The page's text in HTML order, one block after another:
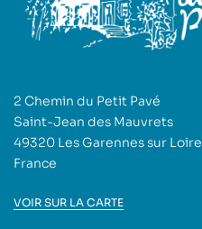
2 Chemin du Petit Pavé
Saint-Jean des Mauvrets
49320 Les Garennes sur Loire
France
VOIR SUR LA CARTE